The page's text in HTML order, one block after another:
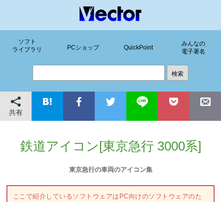
ソフト
ライブラリ
PCショップ QuickPoint
みんなの
電子署名
共有
鉄道アイコン[東京急行 3000系]
東京急行の車両のアイコン集
ここで紹介しているソフトウェアはPC向けのソフトウェアのた